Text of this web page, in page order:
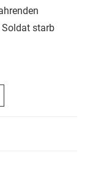
Soldat starb